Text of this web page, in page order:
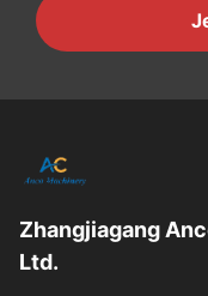
Zhangjiagang
Ltd.